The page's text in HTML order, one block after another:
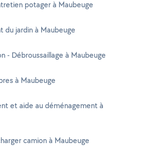
potager à Maubeuge
du jardin à Maubeuge
- Débroussaillage à Maubeuge
à Maubeuge
et aide au déménagement à
camion à Maubeuge